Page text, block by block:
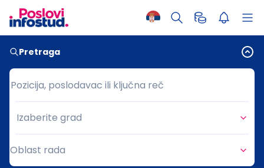
Pretraga
Pozicija, poslodavac ili ključna reč
Pozicija, poslodavac ili ključna reč
Grad
Izaberite grad
Oblast rada